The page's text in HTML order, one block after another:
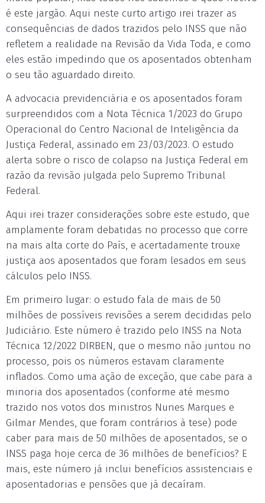
é este jargão. Aqui neste curto artigo irei trazer as
consequências de dados trazidos pelo INSS que não
refletem a realidade na Revisão da Vida Toda, e como
eles estão impedindo que os aposentados obtenham
o seu tão aguardado direito.
A advocacia previdenciária e os aposentados foram
surpreendidos com a Nota Técnica 1/2023 do Grupo
Operacional do Centro Nacional de Inteligência da
Justiça Federal, assinado em 23/03/2023. O estudo
alerta sobre o risco de colapso na Justiça Federal em
razão da revisão julgada pelo Supremo Tribunal
Federal.
Aqui irei trazer considerações sobre este estudo, que
amplamente foram debatidas no processo que corre
na mais alta corte do País, e acertadamente trouxe
justiça aos aposentados que foram lesados em seus
cálculos pelo INSS.
Em primeiro lugar: o estudo fala de mais de 50
milhões de possíveis revisões a serem decididas pelo
Judiciário. Este número é trazido pelo INSS na Nota
Técnica 12/2022 DIRBEN, que o mesmo não juntou no
processo, pois os números estavam claramente
inflados. Como uma ação de exceção, que cabe para a
minoria dos aposentados (conforme até mesmo
trazido nos votos dos ministros Nunes Marques e
Gilmar Mendes, que foram contrários à tese) pode
caber para mais de 50 milhões de aposentados, se o
INSS paga hoje cerca de 36 milhões de benefícios? E
mais, este número já inclui benefícios assistenciais e
aposentadorias e pensões que já decaíram.